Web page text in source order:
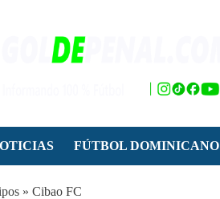
FÚTBOL DOMINICANO
» Cibao FC